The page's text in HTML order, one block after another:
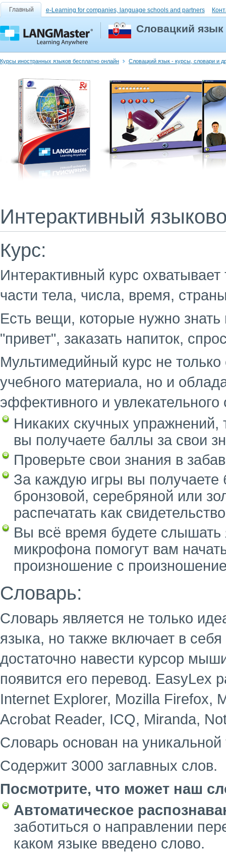
Главный e-Learning for companies, language schools and partners
Словацкий
Курсы иностранных языков бесплатно онлайн Словацкий язык - курсы, словари и
Интерактивный
Курс:
Интерактивный курс
части тела, числа, время,
Есть вещи, которые нужно
"привет", заказать напиток,
Мультимедийный курс не
учебного материала, но и
эффективного и увлекательного
Никаких скучных упражнений,
вы получаете баллы за свои
Проверьте свои знания в
За каждую игры вы
бронзовой, серебряной или
распечатать как
Вы всё время будете слышать
микрофона помогут вам
произношение с
Словарь:
Словарь является не только
языка, но также включает в
достаточно навести курсор
появится его перевод. EasyLex
Internet Explorer, Mozilla Firefox,
Acrobat Reader, ICQ, Miranda,
Словарь основан на уникальной
Содержит 3000 заглавных слов.
Посмотрите, что может наш
Автоматическое
заботиться о направлении
каком языке введено слово.